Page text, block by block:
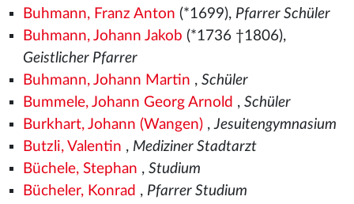
Buhmann, Franz Anton (*1699), Pfarrer Schüler
Buhmann, Johann Jakob (*1736 †1806),
Geistlicher Pfarrer
Buhmann, Johann Martin , Schüler
Bummele, Johann Georg Arnold , Schüler
Burkhart, Johann (Wangen),Jesuitengymnasium
Butzli, Valentin , Mediziner Stadtarzt
Büchele, Stephan , Studium
Bücheler, Konrad , Pfarrer Studium